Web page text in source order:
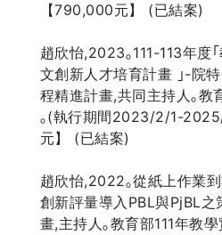
【790,000元】 (已結案)
趙欣怡,2023｡111-113年度
文創新人才培育計畫 ｣-院
程精進計畫,共同主持人｡教
｡(執行期間2023/2/1-
元】 (已結案)
趙欣怡,2022｡從紙上作業
創新評量導入PBL與PjBL之
畫,主持人｡教育部111年教